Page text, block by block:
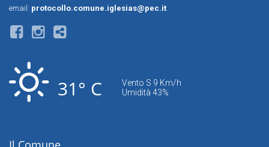
email: protocollo.comune.iglesias@pec.it
31° C
Vento S 9 Km/h
Umidità 43%